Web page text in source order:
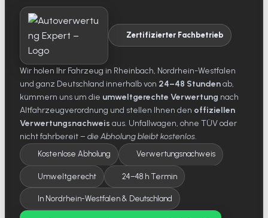
Zertifizierter Fachbetrieb
Wir holen Ihr Fahrzeug in Rheinbach, Nordrhein-Westfalen
und ganz Deutschland innerhalb von 24–48 Stundenab,
kümmern uns um die umweltgerechte Verwertung nach
Altfahrzeugverordnung und stellen Ihnen den offiziellen
Verwertungsnachweis aus. Unfallwagen, ohne TÜV oder
nicht fahrbereit – die Abholung bleibt kostenlos.
Kostenlose Abholung Verwertungsnachweis
Umweltgerecht 24–48 h Termin
In Nordrhein-Westfalen & Deutschland